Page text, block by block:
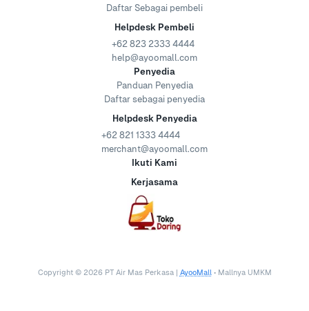
Daftar Sebagai pembeli
Helpdesk Pembeli
+62 823 2333 4444
help@ayoomall.com
Penyedia
Panduan Penyedia
Daftar sebagai penyedia
Helpdesk Penyedia
+62 821 1333 4444
merchant@ayoomall.com
Ikuti Kami
Kerjasama
Copyright © 2026 PT Air Mas Perkasa | AyooMall • Mallnya UMKM